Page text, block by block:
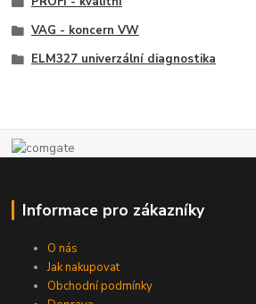
VAG - koncern VW
ELM327 univerzální diagnostika
Informace pro zákazníky
O nás
Jak nakupovat
Obchodní podmínky